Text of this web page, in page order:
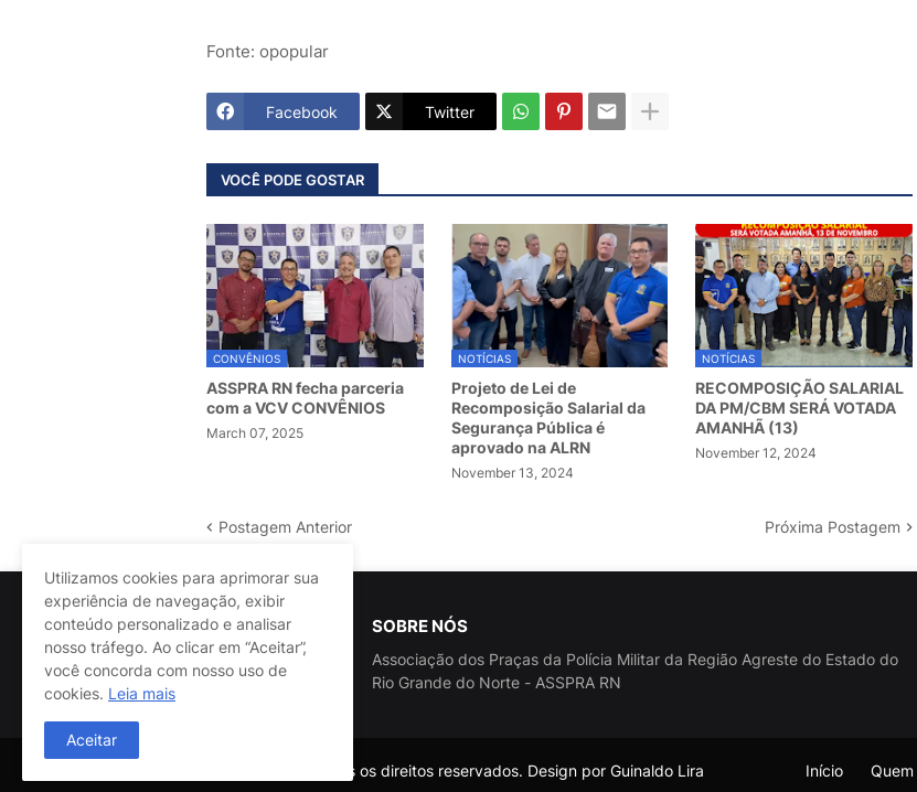
Fonte: opopular
Facebook Twitter
VOCÊ PODE GOSTAR
CONVÊNIOS
ASSPRA RN fecha parceria
com a VCV CONVÊNIOS
March 07, 2025
NOTÍCIAS
Projeto de Lei de
Recomposição Salarial da
Segurança Pública é
aprovado na ALRN
November 13, 2024
NOTÍCIAS
RECOMPOSIÇÃO SALARIAL
DA PM/CBM SERÁ VOTADA
AMANHÃ (13)
November 12, 2024
Postagem Anterior Próxima Postagem
SOBRE NÓS
Associação dos Praças da Polícia Militar da Região Agreste do Estado do
Rio Grande do Norte - ASSPRA RN
@ASSPRA RN Todos os direitos reservados. Design por Guinaldo Lira Início
Utilizamos cookies para aprimorar sua
experiência de navegação, exibir
conteúdo personalizado e analisar
nosso tráfego. Ao clicar em “Aceitar”,
você concorda com nosso uso de
cookies. Leia mais
Aceitar